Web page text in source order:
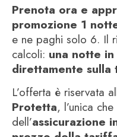
Prenota ora e
promozione 1
e ne paghi solo 6. Il
calcoli: una notte
direttamente sulla
L’offerta è riservata
Protetta, l’unica
dell’assicurazione